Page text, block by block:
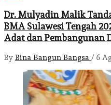
Dr. Mulyadin Malik
BMA Sulawesi Tengah
Adat dan Pembangunan
By Bina Bangun Bangsa / 6